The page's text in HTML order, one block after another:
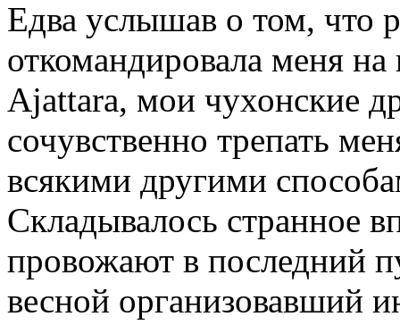
Едва услышав о том, что
откомандировала меня
Ajattara, мои чухонские
сочувственно трепать
всякими другими
Складывалось странное
провожают в последний
весной организовавший